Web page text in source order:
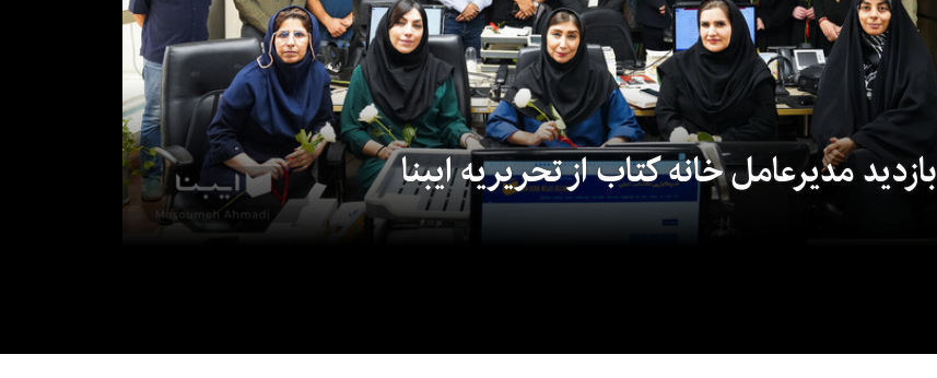
بازدید مدیرعامل خانه کتاب از تحریریه ایبنا